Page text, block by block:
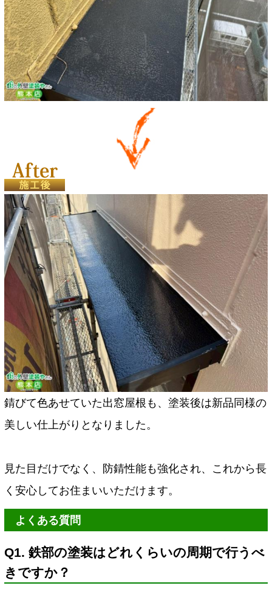
錆びて色あせていた出窓屋根も、塗装後は新品同様の
美しい仕上がりとなりました。
見た目だけでなく、防錆性能も強化され、これから長
く安心してお住まいいただけます。
よくある質問
Q1. 鉄部の塗装はどれくらいの周期で行うべ
きですか？